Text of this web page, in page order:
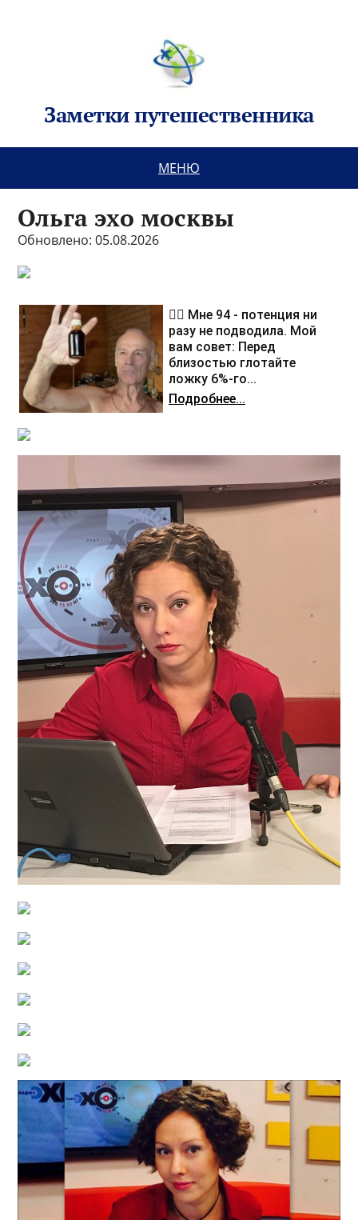
Заметки путешественника
МЕНЮ
Ольга эхо москвы
Обновлено: 05.08.2026
❤️‍🔥 Мне 94 - потенция ни
разу не подводила. Мой
вам совет: Перед
близостью глотайте
ложку 6%-го...
Подробнее...